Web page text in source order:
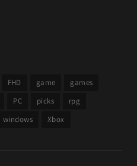
FHD game
games
PC picks
rpg
windows Xbox